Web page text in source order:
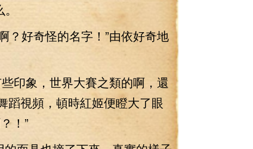
好奇怪的名字！”由依好奇地
印象，世界大賽之類的啊，還
蹈視頻，頓時紅姬便瞪大了眼
！”